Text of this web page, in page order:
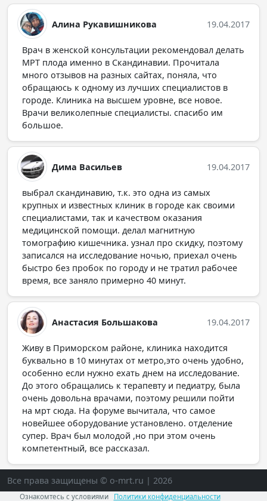
Алина Рукавишникова 19.04.2017
Врач в женской консультации рекомендовал делать
МРТ плода именно в Скандинавии. Прочитала
много отзывов на разных сайтах, поняла, что
обращаюсь к одному из лучших специалистов в
городе. Клиника на высшем уровне, все новое.
Врачи великолепные специалисты. спасибо им
большое.
Дима Васильев 19.04.2017
выбрал скандинавию, т.к. это одна из самых
крупных и известных клиник в городе как своими
специалистами, так и качеством оказания
медицинской помощи. делал магнитную
томографию кишечника. узнал про скидку, поэтому
записался на исследование ночью, приехал очень
быстро без пробок по городу и не тратил рабочее
время, все заняло примерно 40 минут.
Анастасия Большакова 19.04.2017
Живу в Приморском районе, клиника находится
буквально в 10 минутах от метро,это очень удобно,
особенно если нужно ехать днем на исследование.
До этого обращались к терапевту и педиатру, была
очень довольна врачами, поэтому решили пойти
на мрт сюда. На форуме вычитала, что самое
новейшее оборудование установлено. отделение
супер. Врач был молодой ,но при этом очень
компетентный, все рассказал.
Все права защищены © o-mrt.ru | 2026
Ознакомтесь с условиями Политики конфиденциальности